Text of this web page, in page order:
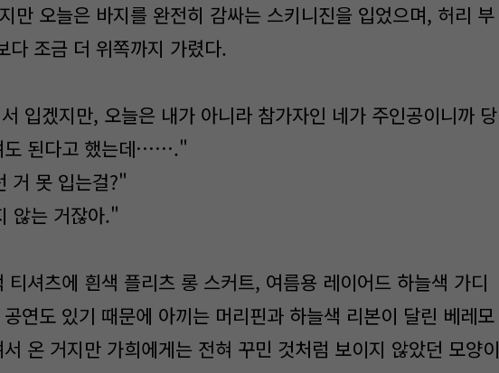
만 오늘은 바지를 완전히 감싸는 스키니진을 입었으며, 허리 부
다 조금 더 위쪽까지 가렸다.
입겠지만, 오늘은 내가 아니라 참가자인 네가 주인공이니까 당
도 된다고 했는데……."
거 못 입는걸?"
않는 거잖아."
티셔츠에 흰색 플리츠 롱 스커트, 여름용 레이어드 하늘색 가디
연도 있기 때문에 아끼는 머리핀과 하늘색 리본이 달린 베레모
온 거지만 가희에게는 전혀 꾸민 것처럼 보이지 않았던 모양이